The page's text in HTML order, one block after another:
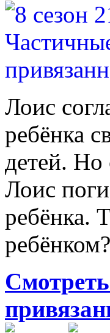
Лоис
ребёнка
детей. Но
Лоис
ребёнка.